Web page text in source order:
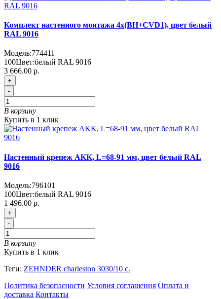
Комплект настенного монтажа 4х(BH+CVD1), цвет белый
RAL 9016
Модель:774411
100Цвет:белый RAL 9016
3 666.00 р.
+
-
В корзину
Купить в 1 клик
Настенный крепеж AKK, L=68-91 мм, цвет белый RAL
9016
Модель:796101
100Цвет:белый RAL 9016
1 496.00 р.
+
-
В корзину
Купить в 1 клик
Теги: ZEHNDER charleston 3030/10 с.
Политика безопасности Условия соглашения Оплата и
доставка Контакты